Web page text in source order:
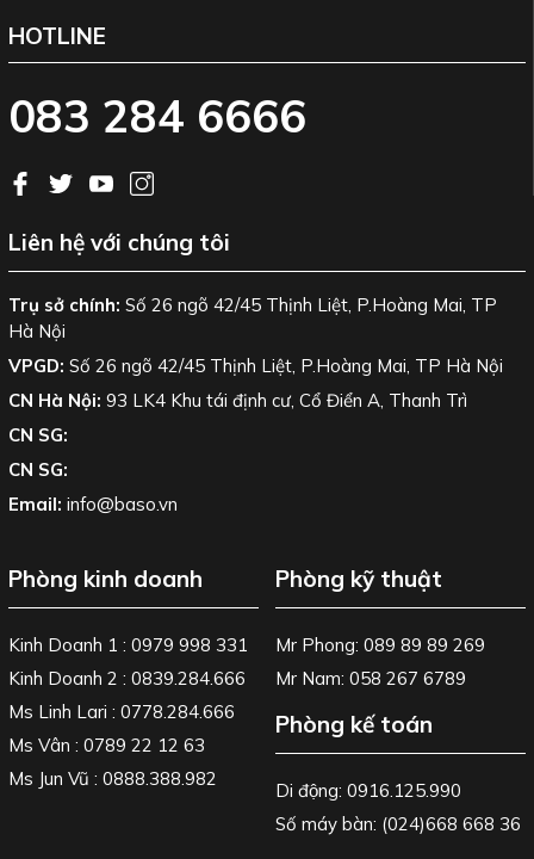
HOTLINE
083 284 6666
Liên hệ với chúng tôi
Trụ sở chính: Số 26 ngõ 42/45 Thịnh Liệt, P.Hoàng Mai, TP
Hà Nội
VPGD: Số 26 ngõ 42/45 Thịnh Liệt, P.Hoàng Mai, TP Hà Nội
CN Hà Nội: 93 LK4 Khu tái định cư, Cổ Điển A, Thanh Trì
CN SG:
CN SG:
Email: info@baso.vn
Phòng kinh doanh
Kinh Doanh 1 : 0979 998 331
Kinh Doanh 2 : 0839.284.666
Ms Linh Lari : 0778.284.666
Ms Vân : 0789 22 12 63
Ms Jun Vũ : 0888.388.982
Phòng kỹ thuật
Mr Phong: 089 89 89 269
Mr Nam: 058 267 6789
Phòng kế toán
Di động: 0916.125.990
Số máy bàn: (024)668 668 36